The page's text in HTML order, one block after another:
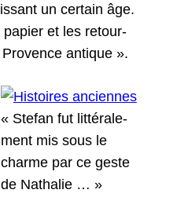
un cer­tain âge.
papi­er et les retour­
antique ».
« Ste­fan fut lit­térale­
ment mis sous le
charme par ce geste
de Nathalie … »